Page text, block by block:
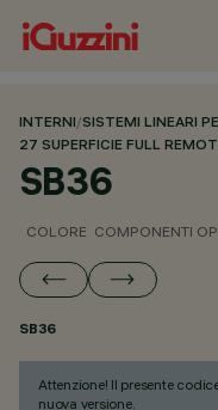
INTERNI/SISTEMI LINEARI
27 SUPERFICIE FULL
SB36
COLORE COMPONENTI
SB36
Attenzione! Il presente
nuova versione.